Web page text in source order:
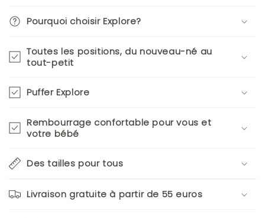
Pourquoi choisir Explore?
Toutes les positions, du nouveau-né au
tout-petit
Puffer Explore
Rembourrage confortable pour vous et
votre bébé
Des tailles pour tous
Livraison gratuite à partir de 55 euros